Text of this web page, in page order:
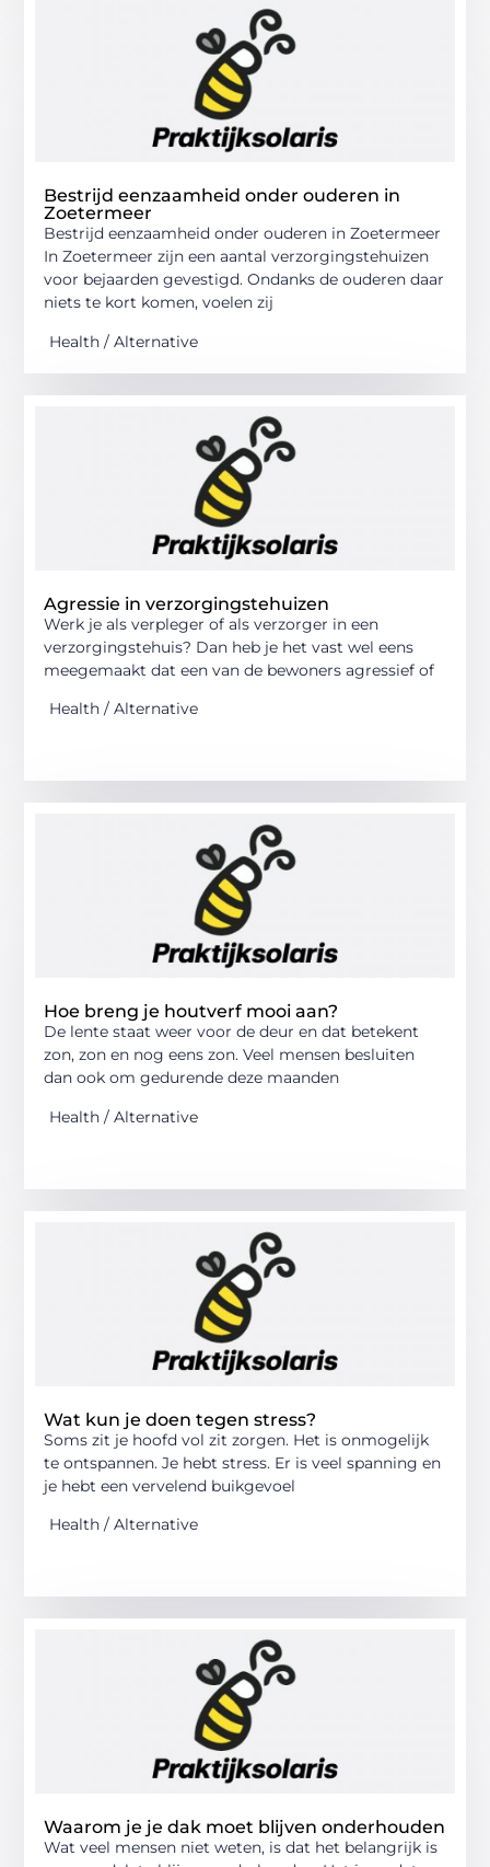
Bestrijd eenzaamheid onder ouderen in
Zoetermeer
Bestrijd eenzaamheid onder ouderen in Zoetermeer
In Zoetermeer zijn een aantal verzorgingstehuizen
voor bejaarden gevestigd. Ondanks de ouderen daar
niets te kort komen, voelen zij
Health / Alternative
Agressie in verzorgingstehuizen
Werk je als verpleger of als verzorger in een
verzorgingstehuis? Dan heb je het vast wel eens
meegemaakt dat een van de bewoners agressief of
Health / Alternative
Hoe breng je houtverf mooi aan?
De lente staat weer voor de deur en dat betekent
zon, zon en nog eens zon. Veel mensen besluiten
dan ook om gedurende deze maanden
Health / Alternative
Wat kun je doen tegen stress?
Soms zit je hoofd vol zit zorgen. Het is onmogelijk
te ontspannen. Je hebt stress. Er is veel spanning en
je hebt een vervelend buikgevoel
Health / Alternative
Waarom je je dak moet blijven onderhouden
Wat veel mensen niet weten, is dat het belangrijk is